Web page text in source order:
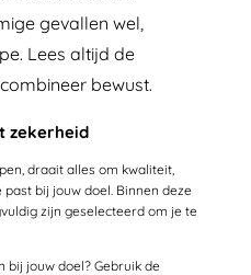
gevallen wel,
Lees altijd de
bewust.
zekerheid
draait alles om kwaliteit,
bij jouw doel. Binnen deze
zijn geselecteerd om je te
bij jouw doel? Gebruik de